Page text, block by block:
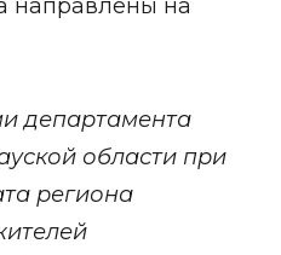
направлены на
департамента
области при
региона